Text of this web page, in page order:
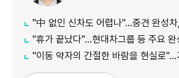
"中 없인 신차도 어렵나"…중견 완성
"휴가 끝났다"…현대차그룹 등 주요 완성
"이동 약자의 간절한 바람을 현실로"…기아 PV5가